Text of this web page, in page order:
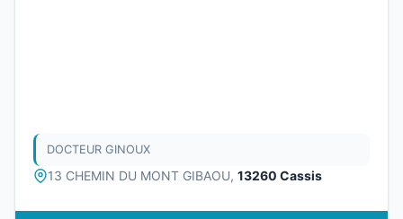
DOCTEUR GINOUX
13 CHEMIN DU MONT GIBAOU, 13260 Cassis